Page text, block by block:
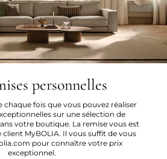
personnelles
chaque fois que vous pouvez réaliser
sur une sélection de
votre boutique. La remise vous est
client MyBOLIA. Il vous suffit de vous
pour connaître votre prix
exceptionnel.